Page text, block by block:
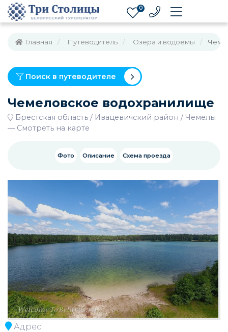
0
Главная Путеводитель Озера и водоемы
Поиск в путеводителе
Чемеловское водохранилище
Брестская область Ивацевичский район
Чемелы
— Смотреть на карте
Фото Описание Схема проезда
Адрес: